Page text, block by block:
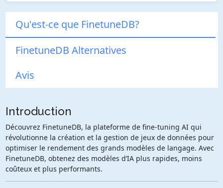
Qu'est-ce que FinetuneDB?
FinetuneDB Alternatives
Avis
Introduction
Découvrez FinetuneDB, la plateforme de fine-tuning AI qui
révolutionne la création et la gestion de jeux de données pour
optimiser le rendement des grands modèles de langage. Avec
FinetuneDB, obtenez des modèles d’IA plus rapides, moins
coûteux et plus performants.